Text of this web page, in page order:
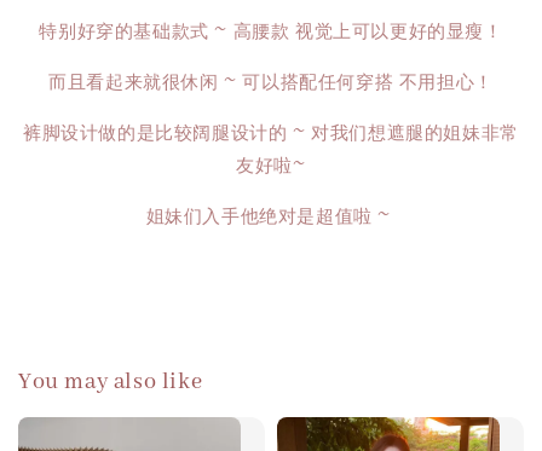
特别好穿的基础款式 ~ 高腰款 视觉上可以更好的显瘦！
而且看起来就很休闲 ~ 可以搭配任何穿搭 不用担心！
裤脚设计做的是比较阔腿设计的 ~ 对我们想遮腿的姐妹非常
友好啦~
姐妹们入手他绝对是超值啦 ~
You may also like